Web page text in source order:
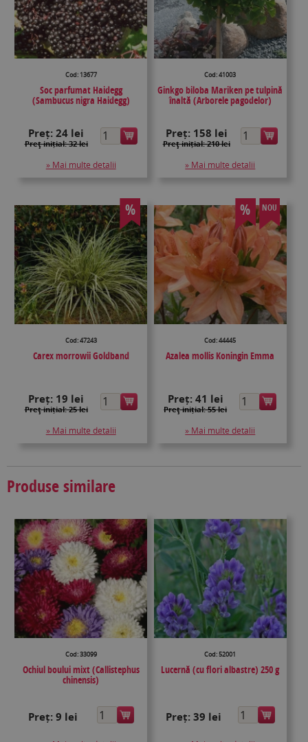
Cod: 13677
Soc parfumat Haidegg
(Sambucus nigra Haidegg)
Preț:24 lei
Preţ inițial: 32 lei
» Mai multe detalii
Cod: 41003
Ginkgo biloba Mariken pe tulpină
înaltă (Arborele pagodelor)
Preț: 158 lei
Preţ inițial: 210 lei
» Mai multe detalii
%
Cod: 47243
Carex morrowii Goldband
Preț: 19 lei
Preţ inițial: 25 lei
» Mai multe detalii
% NOU
Cod: 44445
Azalea mollis Koningin Emma
Preț: 41 lei
Preţ inițial: 55 lei
» Mai multe detalii
Produse similare
Cod: 33099
Ochiul boului mixt (Callistephus
chinensis)
Preț: 9 lei
Cod: 52001
Lucernă (cu flori albastre) 250 g
Preț: 39 lei